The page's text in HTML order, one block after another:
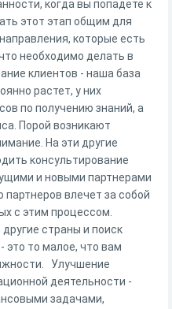
когда вы попадете к
этот этап общим для
которые есть
необходимо делать в
клиентов - наша база
растет, у них
по получению знаний, а
Порой возникают
На эти другие
консультирование
и новыми партнерами
влечет за собой
с этим процессом.
страны и поиск
это то малое, что вам
Улучшение
деятельности -
задачами,